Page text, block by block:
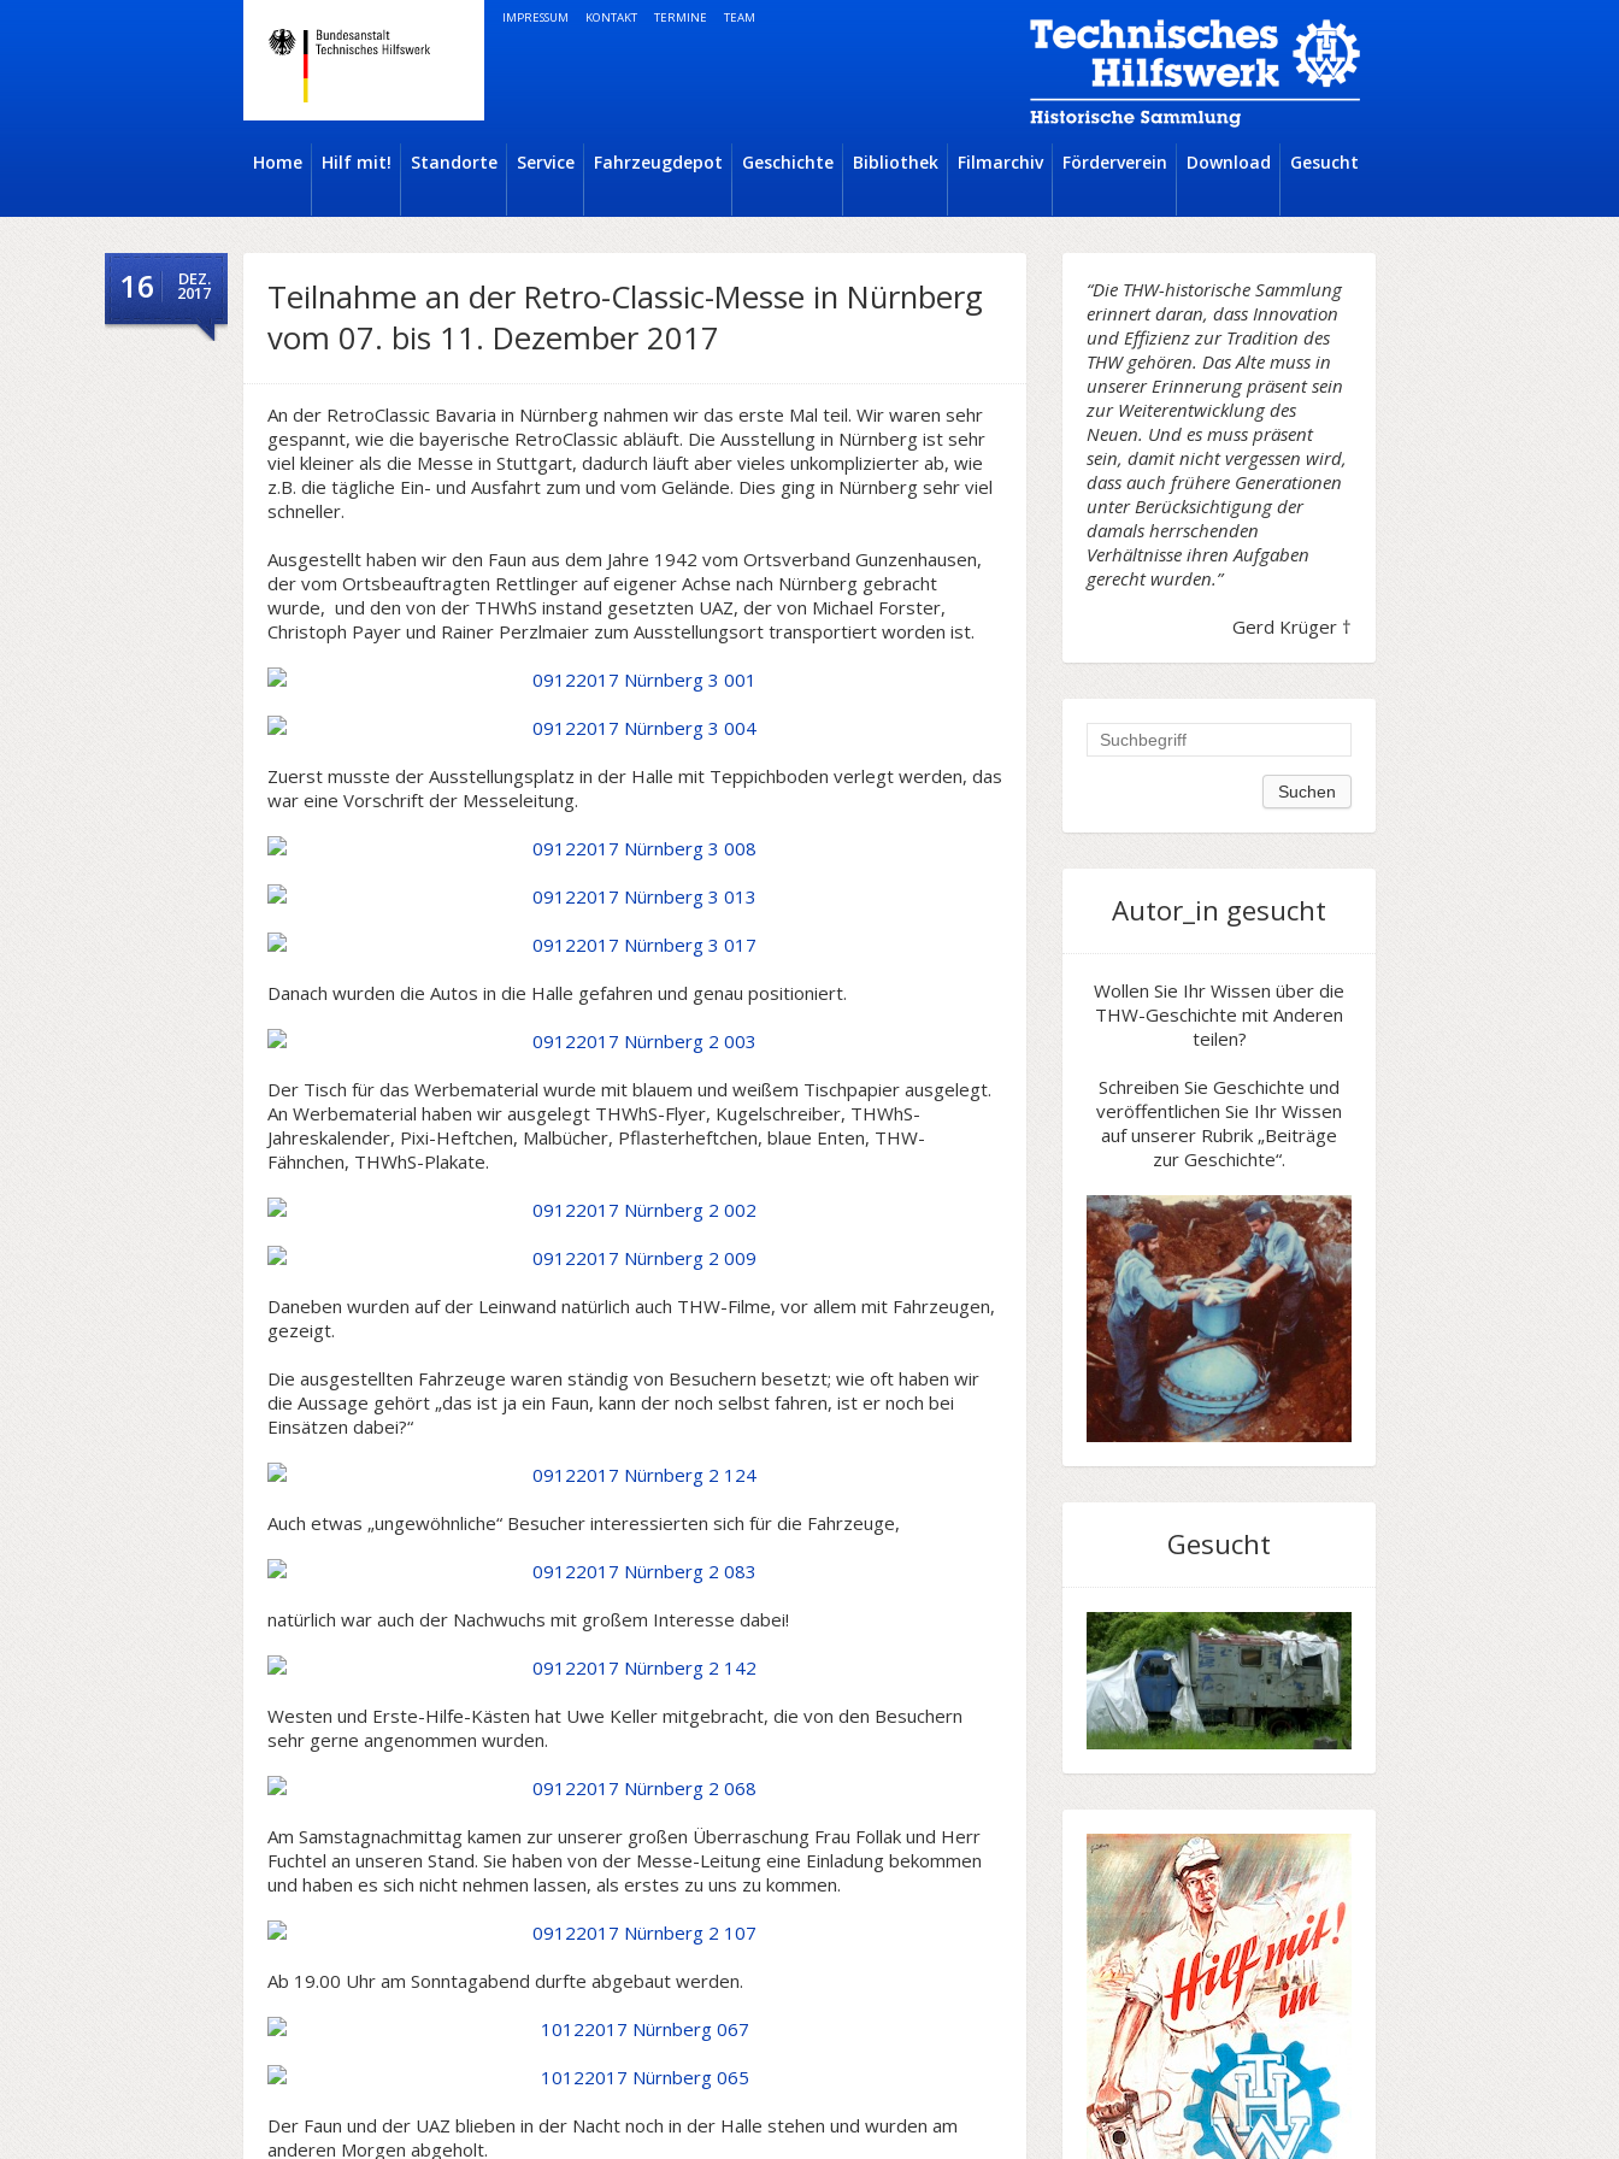
IMPRESSUM KONTAKT TERMINE TEAM
Home Hilf mit! Standorte Service Fahrzeugdepot Geschichte Bibliothek Filmarchiv Förderverein Download Gesucht
16 DEZ.
2017
Teilnahme an der Retro-Classic-Messe in Nürnberg
vom 07. bis 11. Dezember 2017
An der RetroClassic Bavaria in Nürnberg nahmen wir das erste Mal teil. Wir waren sehr
gespannt, wie die bayerische RetroClassic abläuft. Die Ausstellung in Nürnberg ist sehr
viel kleiner als die Messe in Stuttgart, dadurch läuft aber vieles unkomplizierter ab, wie
z.B. die tägliche Ein- und Ausfahrt zum und vom Gelände. Dies ging in Nürnberg sehr viel
schneller.
Ausgestellt haben wir den Faun aus dem Jahre 1942 vom Ortsverband Gunzenhausen,
der vom Ortsbeauftragten Rettlinger auf eigener Achse nach Nürnberg gebracht
wurde, und den von der THWhS instand gesetzten UAZ, der von Michael Forster,
Christoph Payer und Rainer Perzlmaier zum Ausstellungsort transportiert worden ist.
Zuerst musste der Ausstellungsplatz in der Halle mit Teppichboden verlegt werden, das
war eine Vorschrift der Messeleitung.
Danach wurden die Autos in die Halle gefahren und genau positioniert.
Der Tisch für das Werbematerial wurde mit blauem und weißem Tischpapier ausgelegt.
An Werbematerial haben wir ausgelegt THWhS-Flyer, Kugelschreiber, THWhS-
Jahreskalender, Pixi-Heftchen, Malbücher, Pflasterheftchen, blaue Enten, THW-
Fähnchen, THWhS-Plakate.
Daneben wurden auf der Leinwand natürlich auch THW-Filme, vor allem mit Fahrzeugen,
gezeigt.
Die ausgestellten Fahrzeuge waren ständig von Besuchern besetzt; wie oft haben wir
die Aussage gehört „das ist ja ein Faun, kann der noch selbst fahren, ist er noch bei
Einsätzen dabei?“
Auch etwas „ungewöhnliche“ Besucher interessierten sich für die Fahrzeuge,
natürlich war auch der Nachwuchs mit großem Interesse dabei!
Westen und Erste-Hilfe-Kästen hat Uwe Keller mitgebracht, die von den Besuchern
sehr gerne angenommen wurden.
Am Samstagnachmittag kamen zur unserer großen Überraschung Frau Follak und Herr
Fuchtel an unseren Stand. Sie haben von der Messe-Leitung eine Einladung bekommen
und haben es sich nicht nehmen lassen, als erstes zu uns zu kommen.
Ab 19.00 Uhr am Sonntagabend durfte abgebaut werden.
Der Faun und der UAZ blieben in der Nacht noch in der Halle stehen und wurden am
anderen Morgen abgeholt.
“Die THW-historische Sammlung
erinnert daran, dass Innovation
und Effizienz zur Tradition des
THW gehören. Das Alte muss in
unserer Erinnerung präsent sein
zur Weiterentwicklung des
Neuen. Und es muss präsent
sein, damit nicht vergessen wird,
dass auch frühere Generationen
unter Berücksichtigung der
damals herrschenden
Verhältnisse ihren Aufgaben
gerecht wurden.”
Gerd Krüger †
Autor_in gesucht
Wollen Sie Ihr Wissen über die
THW-Geschichte mit Anderen
teilen?
Schreiben Sie Geschichte und
veröffentlichen Sie Ihr Wissen
auf unserer Rubrik „Beiträge
zur Geschichte“.
Gesucht